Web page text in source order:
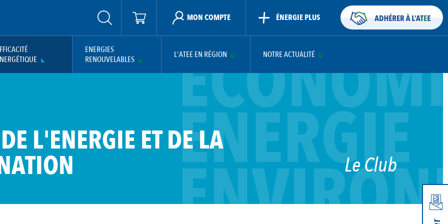
MON COMPTE ÉNERGIE PLUS
ENERGIES
RENOUVELABLES
L'ATEE EN RÉGION NOTRE ACTUALITÉ
ENERGIE
L'ENERGIE ET DE LA
Le Club